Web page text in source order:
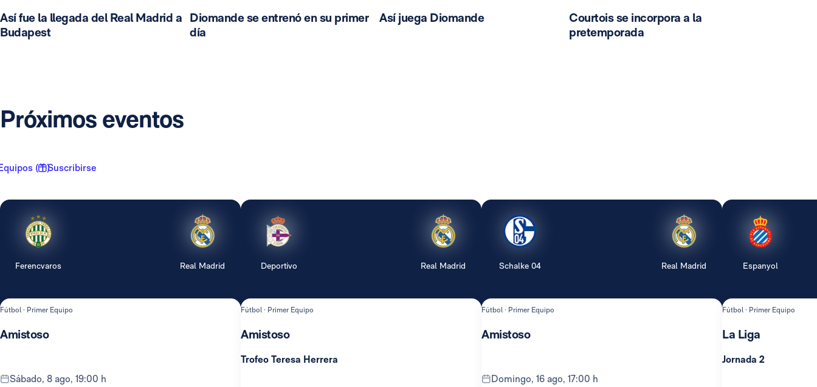
Así fue la llegada del Real Madrid a
Budapest
Diomande se entrenó en su primer
día
Así juega Diomande
Courtois se incorpora a la
pretemporada
Próximos eventos
( 1 )Suscribirse
Ferencvaros Real Madrid
Fútbol · Primer Equipo
Amistoso
sábado, 8 ago, 19:00 h
Deportivo Real Madrid
Fútbol · Primer Equipo
Amistoso
Trofeo Teresa Herrera
Schalke 04 Real Madrid
Fútbol · Primer Equipo
Amistoso
domingo, 16 ago, 17:00 h
Espanyol
Fútbol · Primer Equipo
La Liga
Jornada 2